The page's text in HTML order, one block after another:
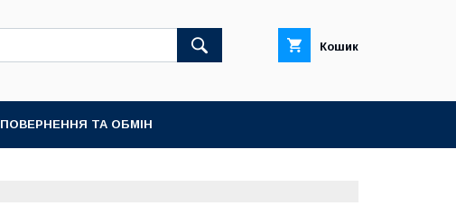
Кошик
ПОВЕРНЕННЯ ТА ОБМІН